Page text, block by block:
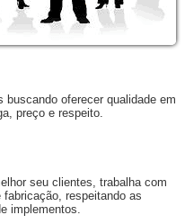
oferecer qualidade em
preço e respeito.
seu clientes, trabalha com
respeitando as
implementos.